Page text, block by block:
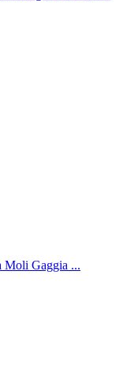
Gaggia ...